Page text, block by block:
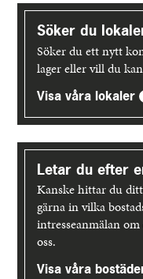
Upptäck
merSöker du
Söker du ett nytt
lager eller vill du
Visa våra lokaler
Letar du efter
Kanske hittar du
gärna in vilka
intresseanmälan
oss.
Visa våra